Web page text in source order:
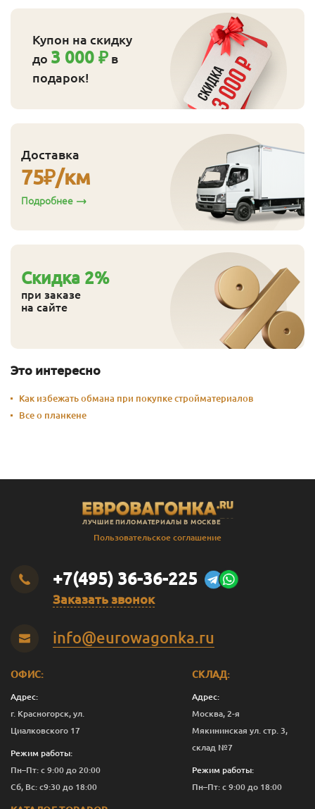
Купон на скидку
до 3 000 ₽ в
подарок!
Доставка
75₽/км
Подробнее
Cкидка 2%
при заказе
на сайте
Это интересно
Как избежать обмана при покупке стройматериалов
Все о планкене
ЛУЧШИЕ ПИЛОМАТЕРИАЛЫ В МОСКВЕ
Пользовательское соглашение
+7(495) 36-36-225
Заказать звонок
info@eurowagonka.ru
ОФИС:
Адрес:
г. Красногорск, ул.
Циалковского 17
Режим работы:
Пн–Пт: с 9:00 до 20:00
Сб, Вс: с9:30 до 18:00
СКЛАД:
Адрес:
Москва, 2-я
Мякининская ул. стр. 3,
склад №7
Режим работы:
Пн–Пт: с 9:00 до 18:00